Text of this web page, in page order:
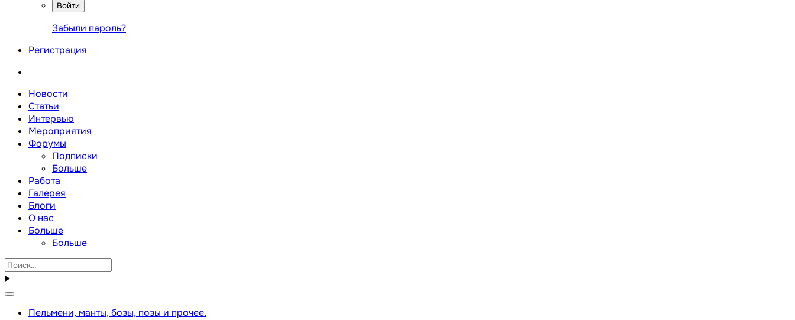
Войти
Забыли пароль?
Регистрация
Новости
Статьи
Интервью
Мероприятия
Форумы
Подписки
Больше
Работа
Галерея
Блоги
О нас
Больше
Больше
Пельмени, манты, бозы, позы и прочее.